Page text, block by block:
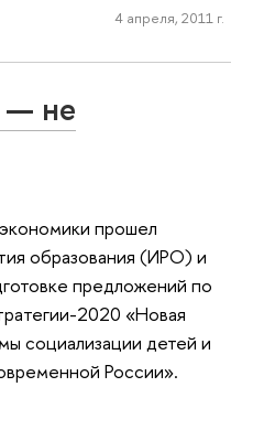
4 апреля, 2011 г.
— не
прошел
образования (ИРО) и
предложений по
2020 «Новая
социализации детей и
России».